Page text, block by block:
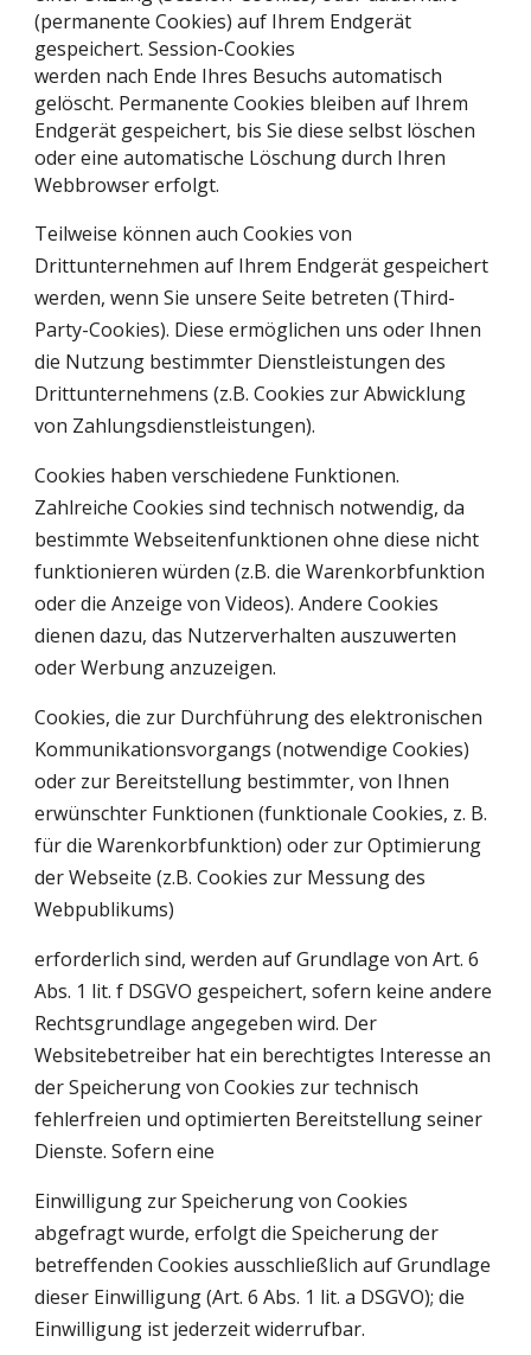
(permanente Cookies) auf Ihrem Endgerät
gespeichert. Session-Cookies
werden nach Ende Ihres Besuchs automatisch
gelöscht. Permanente Cookies bleiben auf Ihrem
Endgerät gespeichert, bis Sie diese selbst löschen
oder eine automatische Löschung durch Ihren
Webbrowser erfolgt.
Teilweise können auch Cookies von
Drittunternehmen auf Ihrem Endgerät gespeichert
werden, wenn Sie unsere Seite betreten (Third-
Party-Cookies). Diese ermöglichen uns oder Ihnen
die Nutzung bestimmter Dienstleistungen des
Drittunternehmens (z.B. Cookies zur Abwicklung
von Zahlungsdienstleistungen).
Cookies haben verschiedene Funktionen.
Zahlreiche Cookies sind technisch notwendig, da
bestimmte Webseitenfunktionen ohne diese nicht
funktionieren würden (z.B. die Warenkorbfunktion
oder die Anzeige von Videos). Andere Cookies
dienen dazu, das Nutzerverhalten auszuwerten
oder Werbung anzuzeigen.
Cookies, die zur Durchführung des elektronischen
Kommunikationsvorgangs (notwendige Cookies)
oder zur Bereitstellung bestimmter, von Ihnen
erwünschter Funktionen (funktionale Cookies, z. B.
für die Warenkorbfunktion) oder zur Optimierung
der Webseite (z.B. Cookies zur Messung des
Webpublikums)
erforderlich sind, werden auf Grundlage von Art. 6
Abs. 1 lit. f DSGVO gespeichert, sofern keine andere
Rechtsgrundlage angegeben wird. Der
Websitebetreiber hat ein berechtigtes Interesse an
der Speicherung von Cookies zur technisch
fehlerfreien und optimierten Bereitstellung seiner
Dienste. Sofern eine
Einwilligung zur Speicherung von Cookies
abgefragt wurde, erfolgt die Speicherung der
betreffenden Cookies ausschließlich auf Grundlage
dieser Einwilligung (Art. 6 Abs. 1 lit. a DSGVO); die
Einwilligung ist jederzeit widerrufbar.